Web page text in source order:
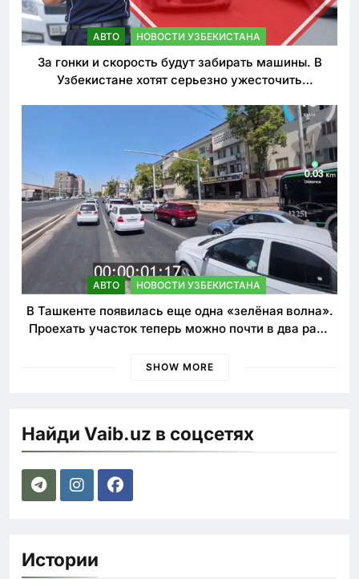
АВТО НОВОСТИ УЗБЕКИСТАНА
За гонки и скорость будут забирать машины. В
Узбекистане хотят серьезно ужесточить
АВТО НОВОСТИ УЗБЕКИСТАНА
В Ташкенте появилась еще одна «зелёная волна».
Проехать участок теперь можно почти в два раза
SHOW MORE
Найди Vaib.uz в соцсетях
Истории